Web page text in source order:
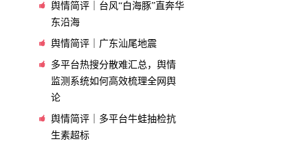
舆情简评｜台风“白海豚”直奔华
东沿海
舆情简评｜广东汕尾地震
多平台热搜分散难汇总，舆情
监测系统如何高效梳理全网舆
论
舆情简评｜多平台牛蛙抽检抗
生素超标